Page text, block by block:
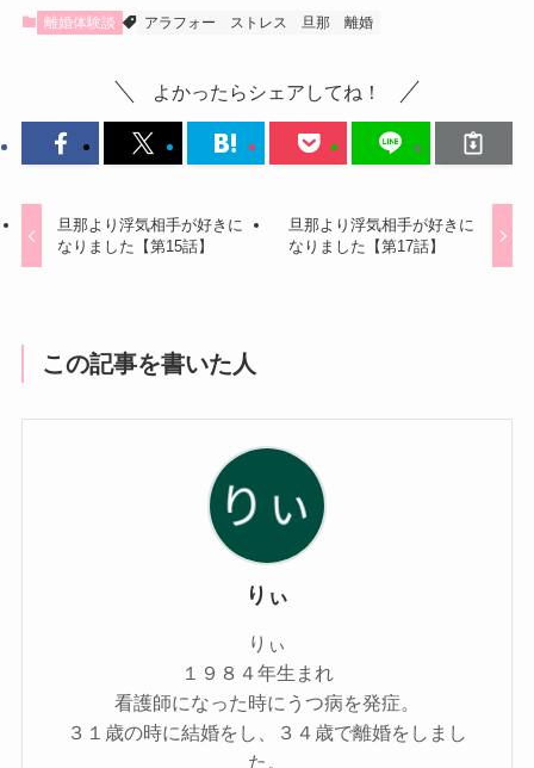
離婚体験談 アラフォー ストレス 旦那 離婚
よかったらシェアしてね！
旦那より浮気相手が好きに
なりました【第15話】
旦那より浮気相手が好きに
なりました【第17話】
この記事を書いた人
りぃ
りぃ
１９８４年生まれ
看護師になった時にうつ病を発症。
３１歳の時に結婚をし、３４歳で離婚をしまし
た。